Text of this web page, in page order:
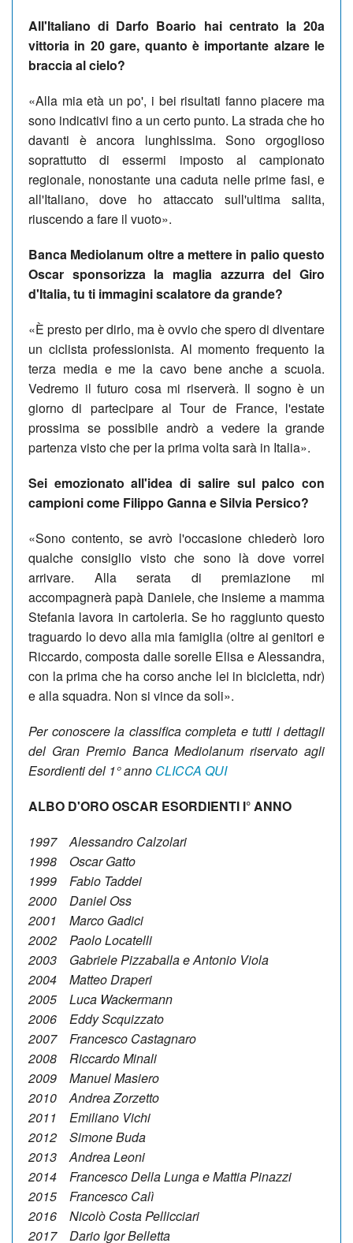
All'Italiano di Darfo Boario hai centrato la 20a
vittoria in 20 gare, quanto è importante alzare le
braccia al cielo?
«Alla mia età un po', i bei risultati fanno piacere ma
sono indicativi fino a un certo punto. La strada che ho
davanti è ancora lunghissima. Sono orgoglioso
soprattutto di essermi imposto al campionato
regionale, nonostante una caduta nelle prime fasi, e
all'Italiano, dove ho attaccato sull'ultima salita,
riuscendo a fare il vuoto».
Banca Mediolanum oltre a mettere in palio questo
Oscar sponsorizza la maglia azzurra del Giro
d'Italia, tu ti immagini scalatore da grande?
«È presto per dirlo, ma è ovvio che spero di diventare
un ciclista professionista. Al momento frequento la
terza media e me la cavo bene anche a scuola.
Vedremo il futuro cosa mi riserverà. Il sogno è un
giorno di partecipare al Tour de France, l'estate
prossima se possibile andrò a vedere la grande
partenza visto che per la prima volta sarà in Italia».
Sei emozionato all'idea di salire sul palco con
campioni come Filippo Ganna e Silvia Persico?
«Sono contento, se avrò l'occasione chiederò loro
qualche consiglio visto che sono là dove vorrei
arrivare. Alla serata di premiazione mi
accompagnerà papà Daniele, che insieme a mamma
Stefania lavora in cartoleria. Se ho raggiunto questo
traguardo lo devo alla mia famiglia (oltre ai genitori e
Riccardo, composta dalle sorelle Elisa e Alessandra,
con la prima che ha corso anche lei in bicicletta, ndr)
e alla squadra. Non si vince da soli».
Per conoscere la classifica completa e tutti i dettagli
del Gran Premio Banca Mediolanum riservato agli
Esordienti del 1° anno CLICCA QUI
ALBO D'ORO OSCAR ESORDIENTI I° ANNO
1997 Alessandro Calzolari
1998 Oscar Gatto
1999 Fabio Taddei
2000 Daniel Oss
2001 Marco Gadici
2002 Paolo Locatelli
2003 Gabriele Pizzaballa e Antonio Viola
2004 Matteo Draperi
2005 Luca Wackermann
2006 Eddy Scquizzato
2007 Francesco Castagnaro
2008 Riccardo Minali
2009 Manuel Masiero
2010 Andrea Zorzetto
2011 Emiliano Vichi
2012 Simone Buda
2013 Andrea Leoni
2014 Francesco Della Lunga e Mattia Pinazzi
2015 Francesco Calì
2016 Nicolò Costa Pellicciari
2017 Dario Igor Belletta